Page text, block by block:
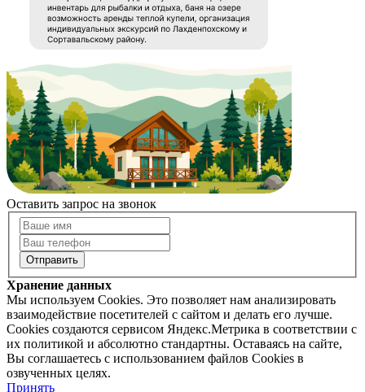
Оставить запрос на звонок
Хранение данных
Мы используем Cookies. Это позволяет нам анализировать
взаимодействие посетителей с сайтом и делать его лучше.
Cookies создаются сервисом Яндекс.Метрика в соответствии с
их политикой и абсолютно стандартны. Оставаясь на сайте,
Вы соглашаетесь с использованием файлов Cookies в
озвученных целях.
Принять